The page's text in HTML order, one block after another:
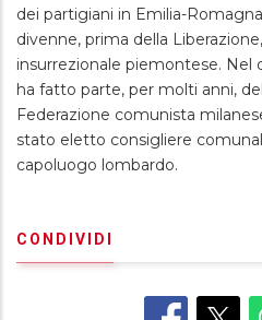
dei partigiani in Emilia-
divenne, prima della
insurrezionale piemontese. Nel
ha fatto parte, per molti anni,
Federazione comunista
stato eletto consigliere
capoluogo lombardo.
CONDIVIDI